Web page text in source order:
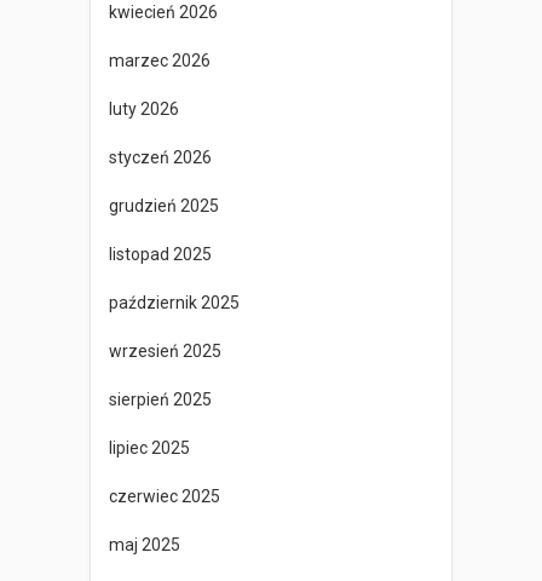
kwiecień 2026
marzec 2026
luty 2026
styczeń 2026
grudzień 2025
listopad 2025
październik 2025
wrzesień 2025
sierpień 2025
lipiec 2025
czerwiec 2025
maj 2025